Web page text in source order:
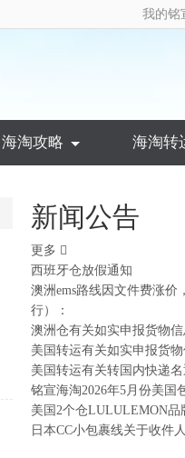
我的铭
海淘攻略 海淘转
新闻公告
更多
西班牙仓放假通知
澳洲ems路线因文件费涨价
行）：
澳洲仓有关如实申报货物
美国转运有关如实申报货
美国转运有关转国内快递名
铭宣海淘2026年5月份美国
美国2个仓LULULEMON品
日本CC小包裹线关于收件